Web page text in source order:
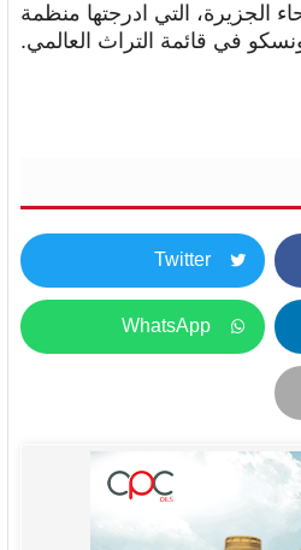
الجزيرة، التي ادرجتها منظمة
في قائمة التراث العالمي.
Twitter
WhatsApp